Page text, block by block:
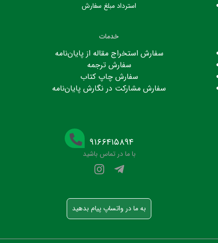
استرداد مبلغ سفارش
خدمات
سفارش استخراج مقاله از پایان‌نامه
سفارش ترجمه
سفارش چاپ کتاب
سفارش مشارکت در نگارش پایان‌نامه
۹۱۶۶۴۱۵۸۹۴
با ما در تماس باشید
به ما در واتساپ پیام بدهید